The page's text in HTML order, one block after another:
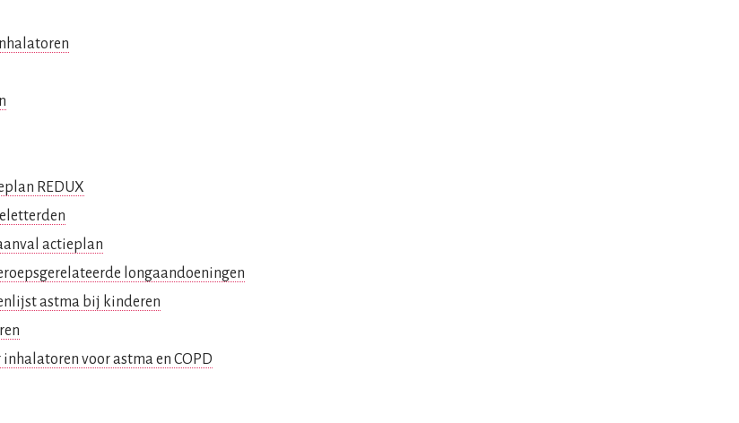
REDUX
actieplan
longaandoeningen
astma bij kinderen
voor astma en COPD